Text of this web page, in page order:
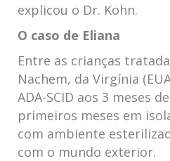
explicou o Dr. Kohn.
O caso de Eliana
Entre as crianças
Nachem, da Virgínia
ADA-SCID aos 3 meses
primeiros meses em
com ambiente
com o mundo exterior.